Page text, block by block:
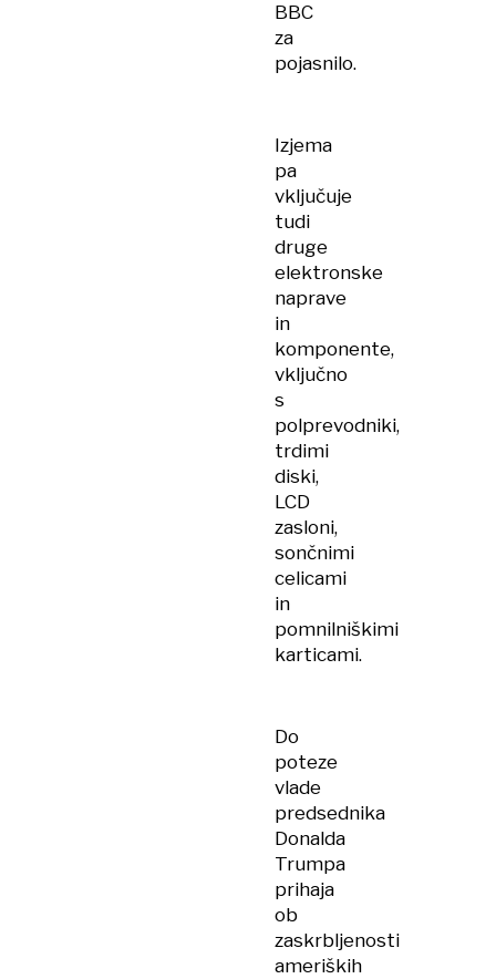
BBC
za
pojasnilo.
Izjema
pa
vključuje
tudi
druge
elektronske
naprave
in
komponente,
vključno
s
polprevodniki,
trdimi
diski,
LCD
zasloni,
sončnimi
celicami
in
pomnilniškimi
karticami.
Do
poteze
vlade
predsednika
Donalda
Trumpa
prihaja
ob
zaskrbljenosti
ameriških